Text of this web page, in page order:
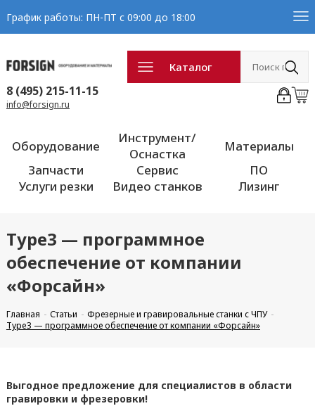
График работы: ПН-ПТ с 09:00 до 18:00
Каталог
8 (495) 215-11-15
info@forsign.ru
Оборудование
Инструмент/
Оснастка
Материалы
Запчасти
Сервис
ПО
Услуги резки
Видео станков Лизинг
Type3 — программное
обеспечение от компании
«Форсайн»
Главная Статьи
Фрезерные и гравировальные станки с ЧПУ
Type3 — программное обеспечение от компании «Форсайн»
Выгодное предложение для специалистов в области
гравировки и фрезеровки!